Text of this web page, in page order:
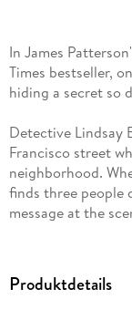
In James
Times bestseller,
hiding a secret so
Detective Lindsay
Francisco street
neighborhood.
finds three people
message at the
Then a prominent
bizarre
Produktdetails